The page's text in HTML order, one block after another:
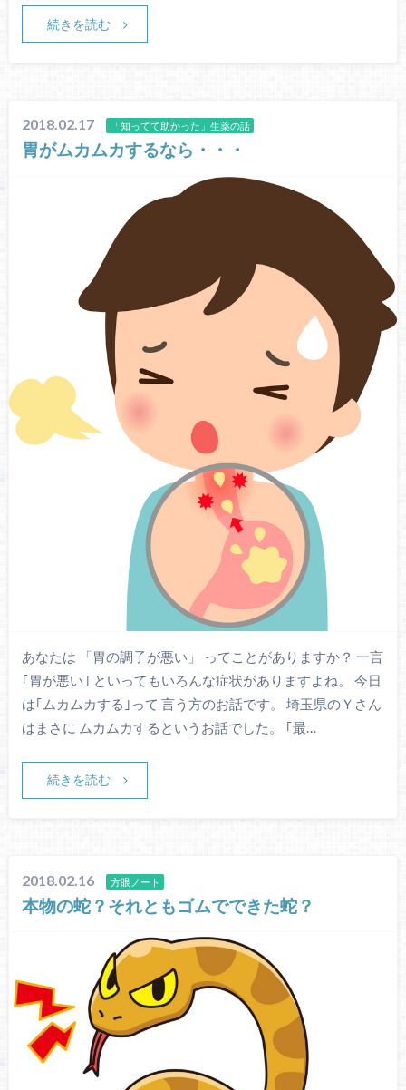
続きを読む
2018.02.17 「知ってて助かった」生薬の話
胃がムカムカするなら・・・
あなたは 「胃の調子が悪い」 ってことがありますか？ 一言
｢胃が悪い｣ といってもいろんな症状がありますよね。 今日
は｢ムカムカする｣って 言う方のお話です。 埼玉県のＹさん
はまさに ムカムカするというお話でした。 ｢最…
続きを読む
2018.02.16 方眼ノート
本物の蛇？それともゴムでできた蛇？